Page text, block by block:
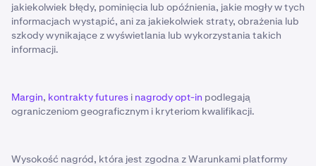
jakiekolwiek błędy, pominięcia lub opóźnienia, jakie mogły w tych
informacjach wystąpić, ani za jakiekolwiek straty, obrażenia lub
szkody wynikające z wyświetlania lub wykorzystania takich
informacji.
Margin, kontrakty futures i nagrody opt-in podlegają
ograniczeniom geograficznym i kryteriom kwalifikacji.
Wysokość nagród, która jest zgodna z Warunkami platformy